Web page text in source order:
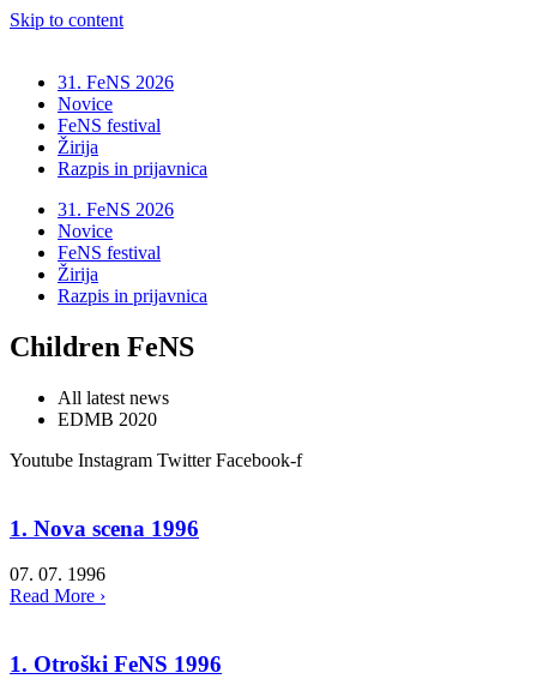
Skip to content
31. FeNS 2026
Novice
FeNS festival
Žirija
Razpis in prijavnica
31. FeNS 2026
Novice
FeNS festival
Žirija
Razpis in prijavnica
Children FeNS
All latest news
EDMB 2020
Youtube Instagram Twitter Facebook-f
1. Nova scena 1996
07. 07. 1996
Read More ›
1. Otroški FeNS 1996